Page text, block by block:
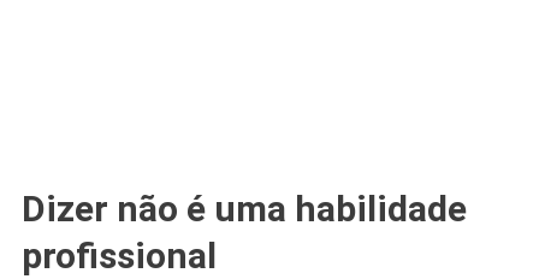
Dizer não é uma habilidade
profissional